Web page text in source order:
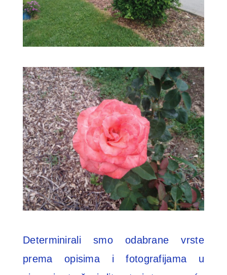
Determinirali smo odabrane vrste
prema opisima i fotografijama u